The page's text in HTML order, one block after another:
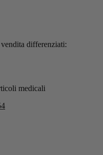
differenziati:
medicali